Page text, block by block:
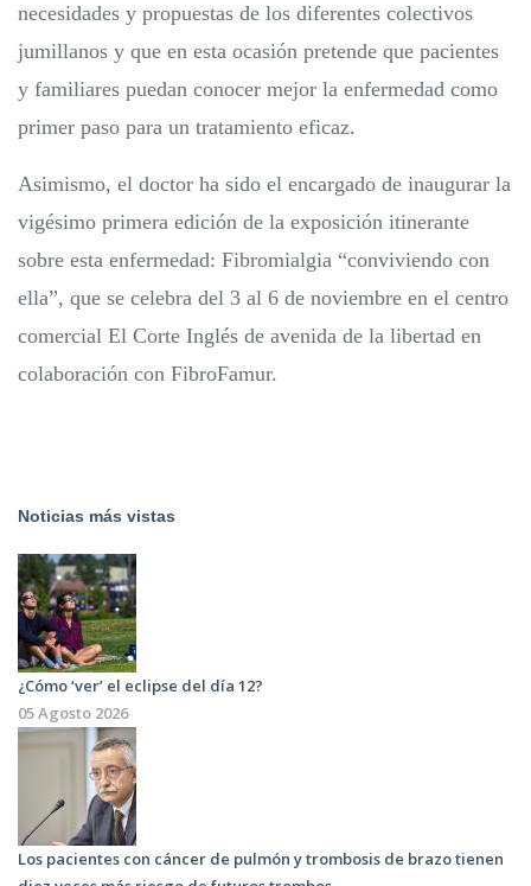
necesidades y propuestas de los diferentes colectivos
jumillanos y que en esta ocasión pretende que pacientes
y familiares puedan conocer mejor la enfermedad como
primer paso para un tratamiento eficaz.
Asimismo, el doctor ha sido el encargado de inaugurar la
vigésimo primera edición de la exposición itinerante
sobre esta enfermedad: Fibromialgia “conviviendo con
ella”, que se celebra del 3 al 6 de noviembre en el centro
comercial El Corte Inglés de avenida de la libertad en
colaboración con FibroFamur.
Noticias más vistas
¿Cómo ‘ver’ el eclipse del día 12?
05 Agosto 2026
Los pacientes con cáncer de pulmón y trombosis de brazo tienen